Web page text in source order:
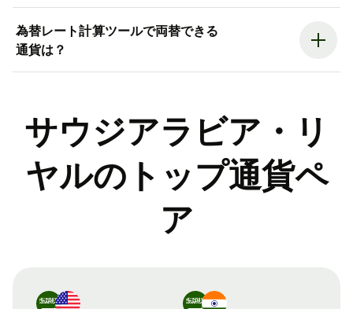
為替レート計算ツールで両替できる
通貨は？
サウジアラビア・リ
ヤルのトップ通貨ペ
ア